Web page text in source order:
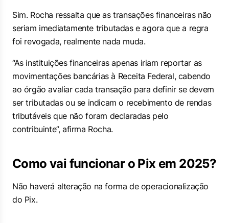
Sim. Rocha ressalta que as transações financeiras não
seriam imediatamente tributadas e agora que a regra
foi revogada, realmente nada muda.
“As instituições financeiras apenas iriam reportar as
movimentações bancárias à Receita Federal, cabendo
ao órgão avaliar cada transação para definir se devem
ser tributadas ou se indicam o recebimento de rendas
tributáveis que não foram declaradas pelo
contribuinte”, afirma Rocha.
Como vai funcionar o Pix em 2025?
Não haverá alteração na forma de operacionalização
do Pix.